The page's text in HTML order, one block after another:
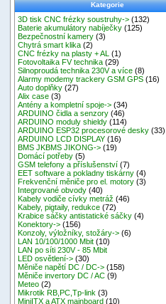
Kategorie
3D tisk CNC frézky soustruhy-> (132)
Baterie akumulátory nabíječky (125)
Bezpečnostní kamery (3)
Chytrá smart klika (2)
CNC frézky na plasty + AL
(1)
Fotovoltaika FV technika (29)
Silnoproudá technika 230V a více (8)
Alarmy modemy trackery GSM GPS (16)
Auto doplňky (27)
Alix case (3)
Antény a kompletní spoje-> (34)
ARDUINO čidla a senzory (46)
ARDUINO moduly shieldy (114)
ARDUINO ESP32 procesorové desky (33)
ARDUINO LCD DISPLAY (16)
BMS JKBMS JIKONG-> (19)
Domácí potřeby (5)
GSM telefony a příslušenství (7)
EET software a pokladny tiskárny (4)
Frekvenční měniče pro el. motory (3)
Integrované obvody (40)
Kabely vodiče cívky metráž (46)
Kabely, pigtaily, redukce (72)
Krabice sáčky antistatické sáčky (4)
Konektory-> (156)
Konzoly, výložníky, stožáry-> (6)
LAN 10/100/1000 Mbit (10)
LAN po síti 230V - 85 Mbit
LED osvětlení-> (30)
Měniče napětí DC / DC-> (158)
Měniče invertory DC / AC (9)
Meteo (2)
Mikrotik RB,PC,Tp-link (3)
MiniITX a ATX mainboard (10)